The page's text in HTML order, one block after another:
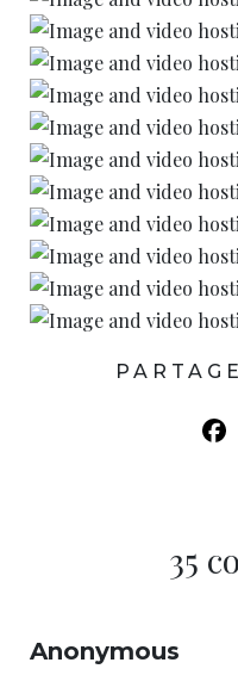
35
Anonymous